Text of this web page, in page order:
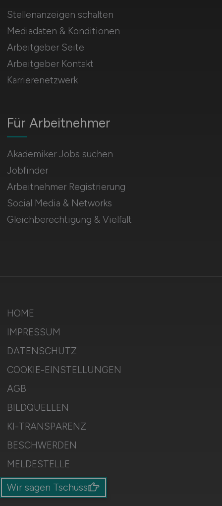
Für Arbeitnehmer
Akademiker Jobs suchen
Jobfinder
Arbeitnehmer Registrierung
Social Media & Networks
Gleichberechtigung & Vielfalt
Stellenanzeigen schalten
Mediadaten & Konditionen
Arbeitgeber Seite
Arbeitgeber Kontakt
Karrierenetzwerk
HOME
IMPRESSUM
DATENSCHUTZ
COOKIE-EINSTELLUNGEN
AGB
BILDQUELLEN
KI-TRANSPARENZ
BESCHWERDEN
MELDESTELLE
SITEMAP
Wir sagen Tschüss